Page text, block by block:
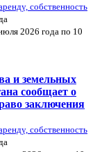
собственность
2026 года по 10
и земельных
сообщает о
заключения
собственность